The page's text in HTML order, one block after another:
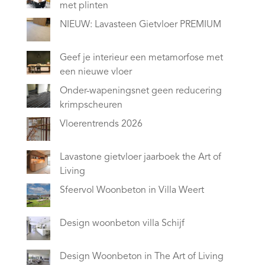
met plinten
NIEUW: Lavasteen Gietvloer PREMIUM
Geef je interieur een metamorfose met
een nieuwe vloer
Onder-wapeningsnet geen reducering
krimpscheuren
Vloerentrends 2026
Lavastone gietvloer jaarboek the Art of
Living
Sfeervol Woonbeton in Villa Weert
Design woonbeton villa Schijf
Design Woonbeton in The Art of Living